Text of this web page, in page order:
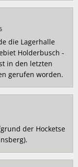
die Lagerhalle
Holderbusch -
in den letzten
gerufen worden.
der Hocketse